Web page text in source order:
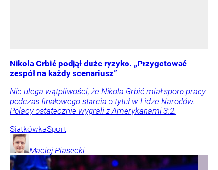
Nikola Grbić podjął duże ryzyko. „Przygotować
zespół na każdy scenariusz”
Nie ulega wątpliwości, że Nikola Grbić miał sporo pracy
podczas finałowego starcia o tytuł w Lidze Narodów.
Polacy ostatecznie wygrali z Amerykanami 3:2.
SiatkówkaSport
Maciej Piasecki